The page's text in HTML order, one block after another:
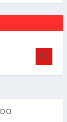
BOTÓN DE